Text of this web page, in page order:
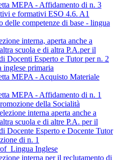
MEPA - Affidamento di n. 3
e formativi ESO 4.6. A1
delle competenze di base - lingua
interna, aperta anche a
scuola e di altra P.A.per il
Docenti Esperto e Tutor per n. 2
primaria
MEPA - Acquisto Materiale
MEPA - Affidamento di n. 1
della Socialità
interna aperta anche a
scuola e di altre P.A. per il
Docente Esperto e Docente Tutor
di n. 1
Inglese
interna per il reclutamento di